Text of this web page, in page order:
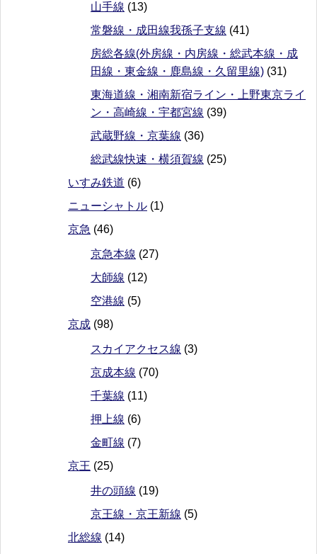
山手線 (13)
常磐線・成田線我孫子支線 (41)
房総各線(外房線・内房線・総武本線・成
田線・東金線・鹿島線・久留里線) (31)
東海道線・湘南新宿ライン・上野東京ライ
ン・高崎線・宇都宮線 (39)
武蔵野線・京葉線 (36)
総武線快速・横須賀線 (25)
いすみ鉄道 (6)
ニューシャトル (1)
京急 (46)
京急本線 (27)
大師線 (12)
空港線 (5)
京成 (98)
スカイアクセス線 (3)
京成本線 (70)
千葉線 (11)
押上線 (6)
金町線 (7)
京王 (25)
井の頭線 (19)
京王線・京王新線 (5)
北総線 (14)